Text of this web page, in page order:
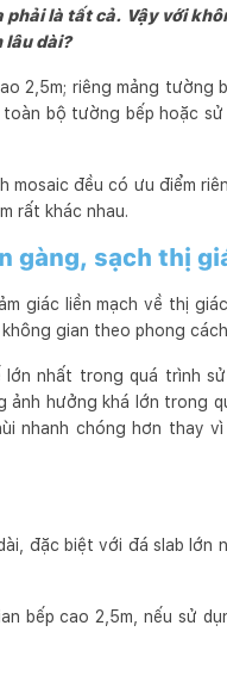
những người Khách
nhất.
là tất cả. Vậy với
lâu dài?
2,5m; riêng mảng tường
bộ tường bếp hoặc
mosaic đều có ưu điểm
rất khác nhau.
gàng, sạch thị
giác liền mạch về thị
gian theo phong
nhất trong quá trình
hưởng khá lớn trong
nhanh chóng hơn thay
đặc biệt với đá slab lớn
bếp cao 2,5m, nếu sử